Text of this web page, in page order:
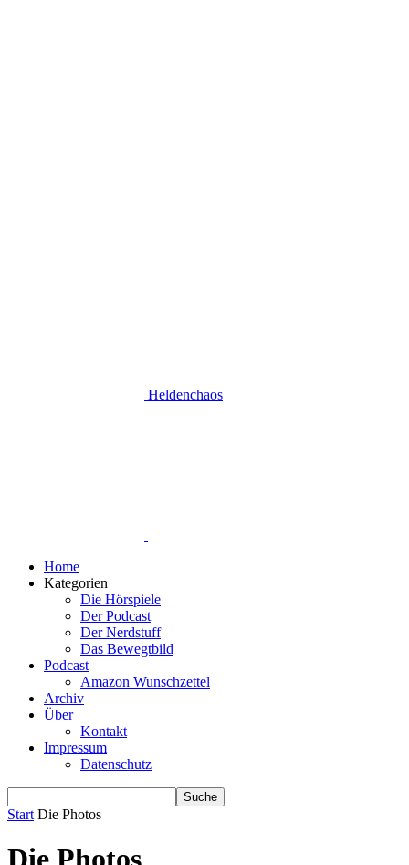
Heldenchaos
Home
Kategorien
Die Hörspiele
Der Podcast
Der Nerdstuff
Das Bewegtbild
Podcast
Amazon Wunschzettel
Archiv
Über
Kontakt
Impressum
Datenschutz
Start Die Photos